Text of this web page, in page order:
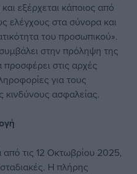
εξέρχεται κάποιος από
ελέγχους στα σύνορα και
του προσωπικού».
στην πρόληψη της
στις αρχές
για τους
κινδύνους ασφαλείας.
από τις 12 Οκτωβρίου 2025,
Η πλήρης